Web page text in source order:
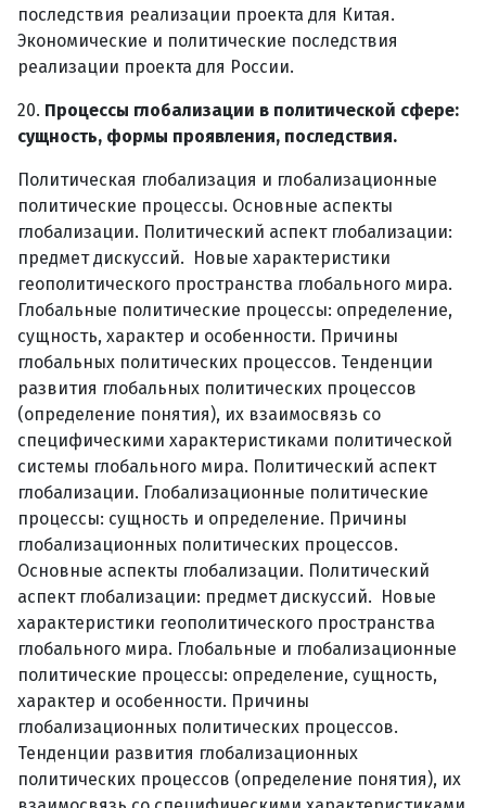
последствия реализации проекта для Китая.
Экономические и политические последствия
реализации проекта для России.
20. Процессы глобализации в политической сфере:
сущность, формы проявления, последствия.
Политическая глобализация и глобализационные
политические процессы. Основные аспекты
глобализации. Политический аспект глобализации:
предмет дискуссий. Новые характеристики
геополитического пространства глобального мира.
Глобальные политические процессы: определение,
сущность, характер и особенности. Причины
глобальных политических процессов. Тенденции
развития глобальных политических процессов
(определение понятия), их взаимосвязь со
специфическими характеристиками политической
системы глобального мира. Политический аспект
глобализации. Глобализационные политические
процессы: сущность и определение. Причины
глобализационных политических процессов.
Основные аспекты глобализации. Политический
аспект глобализации: предмет дискуссий. Новые
характеристики геополитического пространства
глобального мира. Глобальные и глобализационные
политические процессы: определение, сущность,
характер и особенности. Причины
глобализационных политических процессов.
Тенденции развития глобализационных
политических процессов (определение понятия), их